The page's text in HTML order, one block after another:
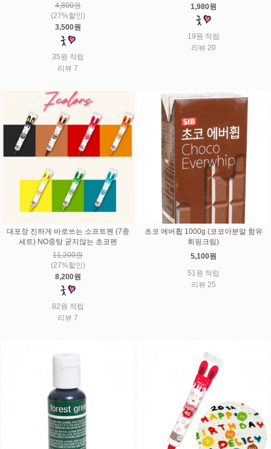
4,800원
(27%할인)
3,500원
35원 적립
리뷰 7
1,980원
19원 적립
리뷰 20
대포장 진하게 바로쓰는 소프트펜 (7종
세트) NO중탕 굳지않는 초코펜
11,200원
(27%할인)
8,200원
82원 적립
리뷰 7
초코 에버휩 1000g (코코아분말 함유
휘핑크림)
5,100원
51원 적립
리뷰 25